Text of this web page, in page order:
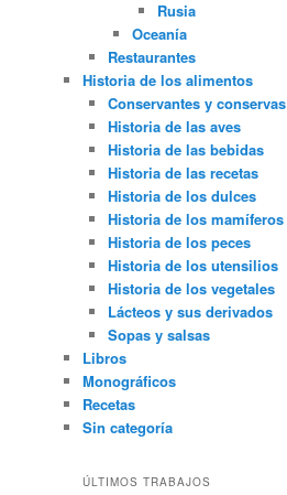
Rusia
Oceanía
Restaurantes
Historia de los alimentos
Conservantes y conservas
Historia de las aves
Historia de las bebidas
Historia de las recetas
Historia de los dulces
Historia de los mamíferos
Historia de los peces
Historia de los utensilios
Historia de los vegetales
Lácteos y sus derivados
Sopas y salsas
Libros
Monográficos
Recetas
Sin categoría
ÚLTIMOS TRABAJOS